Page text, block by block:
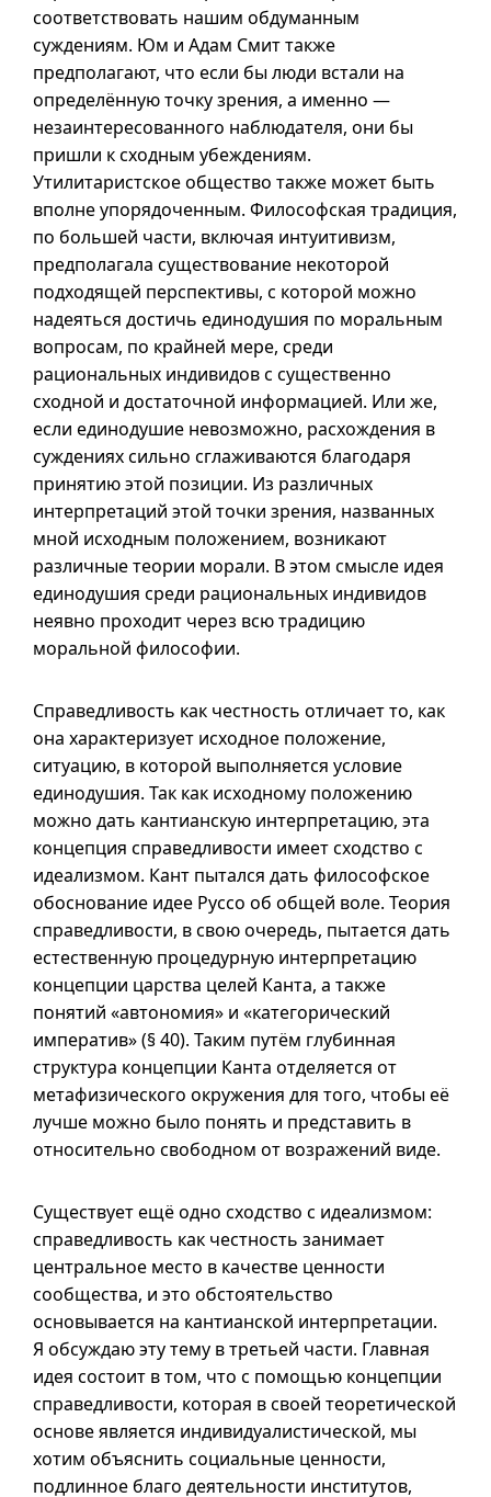
соответствовать нашим обдуманным
суждениям. Юм и Адам Смит также
предполагают, что если бы люди встали на
определённую точку зрения, а именно —
незаинтересованного наблюдателя, они бы
пришли к сходным убеждениям.
Утилитаристское общество также может быть
вполне упорядоченным. Философская традиция,
по большей части, включая интуитивизм,
предполагала существование некоторой
подходящей перспективы, с которой можно
надеяться достичь единодушия по моральным
вопросам, по крайней мере, среди
рациональных индивидов с существенно
сходной и достаточной информацией. Или же,
если единодушие невозможно, расхождения в
суждениях сильно сглаживаются благодаря
принятию этой позиции. Из различных
интерпретаций этой точки зрения, названных
мной исходным положением, возникают
различные теории морали. В этом смысле идея
единодушия среди рациональных индивидов
неявно проходит через всю традицию
моральной философии.
Справедливость как честность отличает то, как
она характеризует исходное положение,
ситуацию, в которой выполняется условие
единодушия. Так как исходному положению
можно дать кантианскую интерпретацию, эта
концепция справедливости имеет сходство с
идеализмом. Кант пытался дать философское
обоснование идее Руссо об общей воле. Теория
справедливости, в свою очередь, пытается дать
естественную процедурную интерпретацию
концепции царства целей Канта, а также
понятий «автономия» и «категорический
императив» (§ 40). Таким путём глубинная
структура концепции Канта отделяется от
метафизического окружения для того, чтобы её
лучше можно было понять и представить в
относительно свободном от возражений виде.
Существует ещё одно сходство с идеализмом:
справедливость как честность занимает
центральное место в качестве ценности
сообщества, и это обстоятельство
основывается на кантианской интерпретации.
Я обсуждаю эту тему в третьей части. Главная
идея состоит в том, что с помощью концепции
справедливости, которая в своей теоретической
основе является индивидуалистической, мы
хотим объяснить социальные ценности,
подлинное благо деятельности институтов,